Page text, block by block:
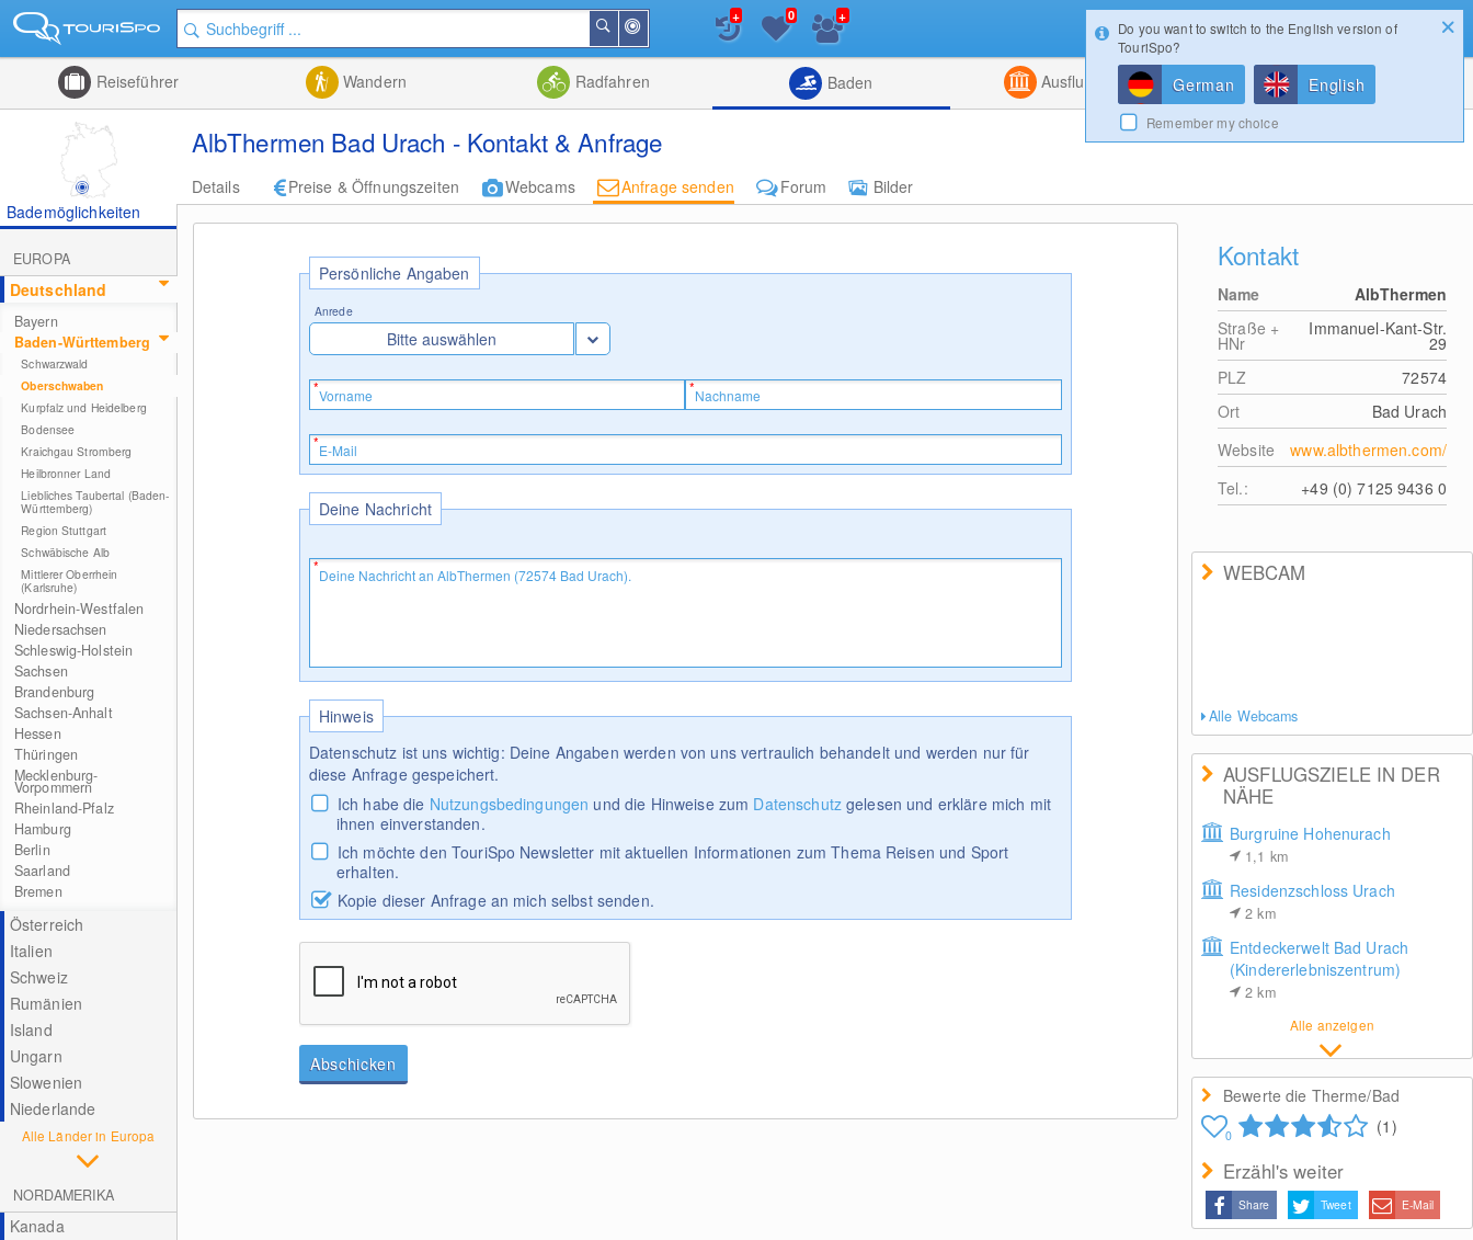
der
Suchen
Listenansicht
Kombiniert
+ 0 +
Reiseführer Wandern Radfahren Baden Ausflugsziele Magazin
AlbThermen Bad Urach - Kontakt & Anfrage
Details Preise & Öffnungszeiten Webcams Anfrage senden Forum
Bilder
Bademöglichkeiten
EUROPA
Deutschland
Bayern
Baden-Württemberg
Schwarzwald
Oberschwaben
Kurpfalz und Heidelberg
Bodensee
Kraichgau Stromberg
Heilbronner Land
Liebliches Taubertal (Baden-
Württemberg)
Region Stuttgart
Schwäbische Alb
Mittlerer Oberrhein
(Karlsruhe)
Nordrhein-Westfalen
Niedersachsen
Schleswig-Holstein
Sachsen
Brandenburg
Sachsen-Anhalt
Hessen
Thüringen
Mecklenburg-
Vorpommern
Rheinland-Pfalz
Hamburg
Berlin
Saarland
Bremen
Österreich
Italien
Schweiz
Rumänien
Island
Ungarn
Slowenien
Niederlande
Alle Länder in Europa
NORDAMERIKA
Kanada
Persönliche Angaben
Anrede
Bitte auswählen
Deine Nachricht
Hinweis
Datenschutz ist uns wichtig: Deine Angaben werden von uns vertraulich behandelt und werden nur für
diese Anfrage gespeichert.
Ich habe die Nutzungsbedingungen und die Hinweise zum Datenschutzgelesen und erkläre mich mit
ihnen einverstanden.
Ich möchte den TouriSpo Newsletter mit aktuellen Informationen zum Thema Reisen und Sport
erhalten.
Kopie dieser Anfrage an mich selbst senden.
Abschicken
Kontakt
Name
AlbThermen
Straße +
HNr
Immanuel-Kant-Str.
29
PLZ
72574
Ort
Bad Urach
Website
www.albthermen.com/
Tel.:
+49 (0) 7125 9436 0
WEBCAM
Alle Webcams
AUSFLUGSZIELE IN DER
NÄHE
Burgruine Hohenurach
1,1 km
Residenzschloss Urach
2km
Entdeckerwelt Bad Urach
(Kindererlebniszentrum)
2km
Alle anzeigen
Bewerte die Therme/Bad
0 (1)
Erzähl's weiter
Share Tweet E-Mail
Login
Do you want to switch to the English version of
TouriSpo?
German English
Remember my choice
Konfigurator Gewinnspiele